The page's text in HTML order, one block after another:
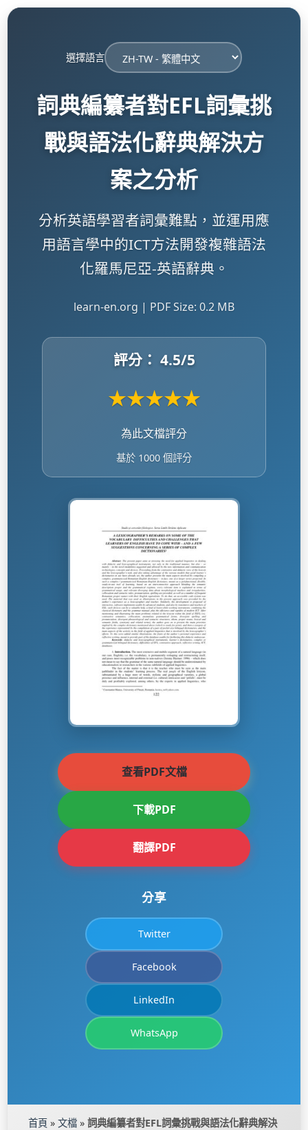
選擇語言
詞典編纂者對EFL詞彙挑
戰與語法化辭典解決方
案之分析
分析英語學習者詞彙難點，並運用應
用語言學中的ICT方法開發複雜語法
化羅馬尼亞-英語辭典。
learn-en.org | PDF Size: 0.2 MB
評分： 4.5/5
★★★★★
為此文檔評分
基於 1000 個評分
查看PDF文檔
下載PDF
翻譯PDF
分享
Twitter
Facebook
LinkedIn
WhatsApp
首頁 » 文檔 » 詞典編纂者對EFL詞彙挑戰與語法化辭典解決